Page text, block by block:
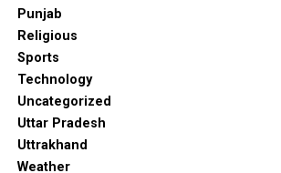
Punjab
Religious
Sports
Technology
Uncategorized
Uttar Pradesh
Uttrakhand
Weather